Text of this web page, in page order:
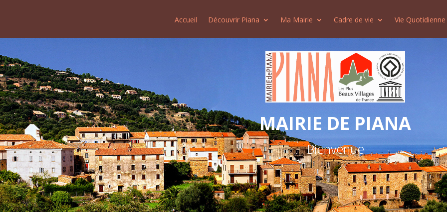
Accueil Découvrir Piana Ma Mairie Cadre de vie Vie Quotidienne
MAIRIE DE PIANA
Bienvenue